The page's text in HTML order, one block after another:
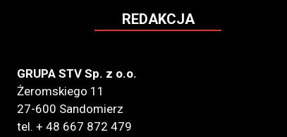
REDAKCJA
GRUPA STV Sp. z o.o.
Żeromskiego 11
27-600 Sandomierz
tel. + 48 667 872 479